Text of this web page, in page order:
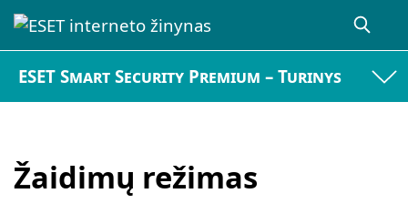
ESET Smart Security Premium – Turinys
Žaidimų režimas